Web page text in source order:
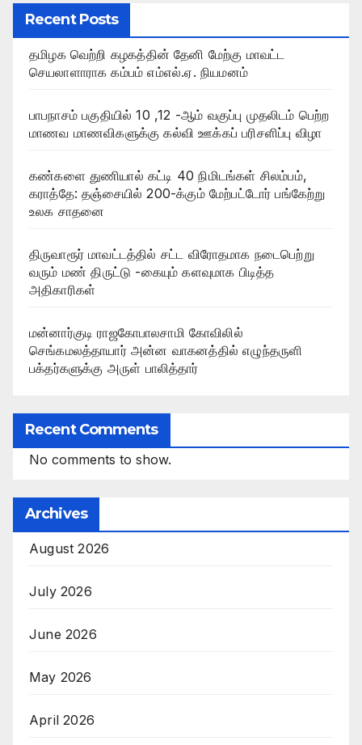
Recent Posts
தமிழக வெற்றி கழகத்தின் தேனி மேற்கு மாவட்ட
செயலாளாராக கம்பம் எம்எல்.ஏ. நியமனம்
பாபநாசம் பகுதியில் 10 ,12 -ஆம் வகுப்பு முதலிடம் பெற்ற
மாணவ மாணவிகளுக்கு கல்வி ஊக்கப் பரிசளிப்பு விழா
கண்களை துணியால் கட்டி 40 நிமிடங்கள் சிலம்பம்,
கராத்தே: தஞ்சையில் 200-க்கும் மேற்பட்டோர் பங்கேற்று
உலக சாதனை
திருவாரூர் மாவட்டத்தில் சட்ட விரோதமாக நடைபெற்று
வரும் மண் திருட்டு -கையும் களவுமாக பிடித்த
அதிகாரிகள்
மன்னார்குடி ராஜகோபாலசாமி கோவிலில்
செங்கமலத்தாயார் அன்ன வாகனத்தில் எழுந்தருளி
பக்தர்களுக்கு அருள் பாலித்தார்
Recent Comments
No comments to show.
Archives
August 2026
July 2026
June 2026
May 2026
April 2026